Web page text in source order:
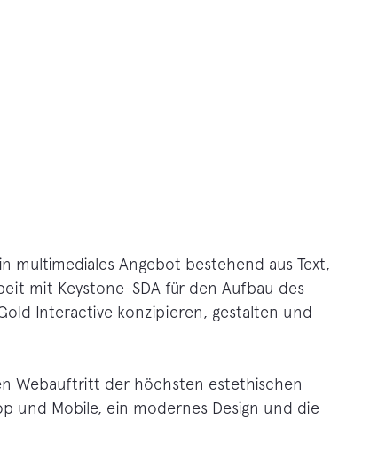
multimediales Angebot bestehend aus Text,
mit Keystone-SDA für den Aufbau des
Interactive konzipieren, gestalten und
Webauftritt der höchsten estethischen
und Mobile, ein modernes Design und die